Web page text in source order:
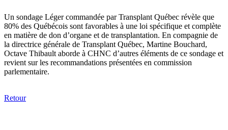
Un sondage Léger commandée par Transplant Québec révèle que
80% des Québécois sont favorables à une loi spécifique et complète
en matière de don d’organe et de transplantation. En compagnie de
la directrice générale de Transplant Québec, Martine Bouchard,
Octave Thibault aborde à CHNC d’autres éléments de ce sondage et
revient sur les recommandations présentées en commission
parlementaire.
Retour